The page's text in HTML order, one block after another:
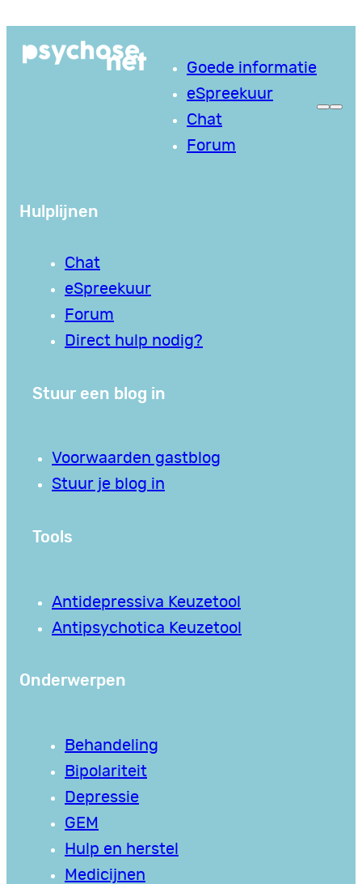
naar
Goede informatie
eSpreekuur
Chat
Forum
Hulplijnen
Chat
eSpreekuur
Forum
Direct hulp nodig?
Stuur een blog in
Voorwaarden gastblog
Stuur je blog in
Tools
Antidepressiva Keuzetool
Antipsychotica Keuzetool
Onderwerpen
Behandeling
Bipolariteit
Depressie
GEM
Hulp en herstel
Medicijnen